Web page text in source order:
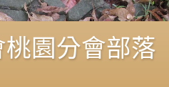
園分會部落